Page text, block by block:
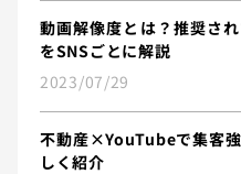
動画解像度とは？推奨さ
をSNSごとに解説
2023/07/29
不動産×YouTubeで集客
しく紹介